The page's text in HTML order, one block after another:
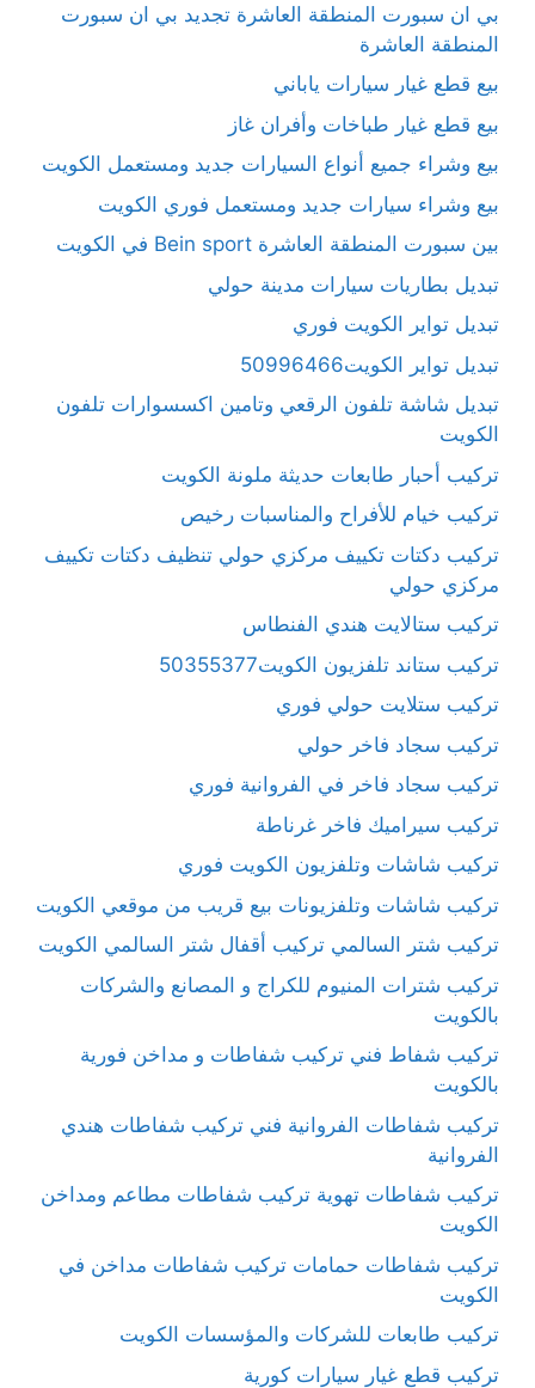
بي ان سبورت المنطقة العاشرة تجديد بي ان سبورت
المنطقة العاشرة
بيع قطع غيار سيارات ياباني
بيع قطع غيار طباخات وأفران غاز
بيع وشراء جميع أنواع السيارات جديد ومستعمل الكويت
بيع وشراء سيارات جديد ومستعمل فوري الكويت
بين سبورت المنطقة العاشرة Bein sport في الكويت
تبديل بطاريات سيارات مدينة حولي
تبديل تواير الكويت فوري
تبديل تواير الكويت50996466
تبديل شاشة تلفون الرقعي وتامين اكسسوارات تلفون
الكويت
تركيب أحبار طابعات حديثة ملونة الكويت
تركيب خيام للأفراح والمناسبات رخيص
تركيب دكتات تكييف مركزي حولي تنظيف دكتات تكييف
مركزي حولي
تركيب ستالايت هندي الفنطاس
تركيب ستاند تلفزيون الكويت50355377
تركيب ستلايت حولي فوري
تركيب سجاد فاخر حولي
تركيب سجاد فاخر في الفروانية فوري
تركيب سيراميك فاخر غرناطة
تركيب شاشات وتلفزيون الكويت فوري
تركيب شاشات وتلفزيونات بيع قريب من موقعي الكويت
تركيب شتر السالمي تركيب أقفال شتر السالمي الكويت
تركيب شترات المنيوم للكراج و المصانع والشركات
بالكويت
تركيب شفاط فني تركيب شفاطات و مداخن فورية
بالكويت
تركيب شفاطات الفروانية فني تركيب شفاطات هندي
الفروانية
تركيب شفاطات تهوية تركيب شفاطات مطاعم ومداخن
الكويت
تركيب شفاطات حمامات تركيب شفاطات مداخن في
الكويت
تركيب طابعات للشركات والمؤسسات الكويت
تركيب قطع غيار سيارات كورية